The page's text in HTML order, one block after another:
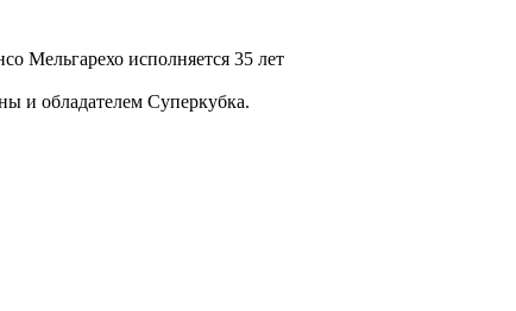
Мельгарехо исполняется 35 лет
и обладателем Суперкубка.